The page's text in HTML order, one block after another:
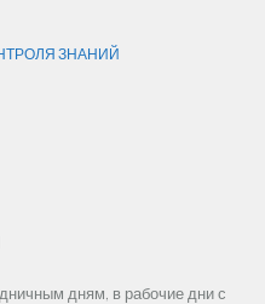
ЗНАНИЙ
дням, в рабочие дни с